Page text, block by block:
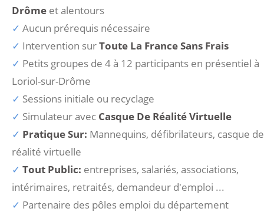
Drôme et alentours
Aucun prérequis nécessaire
Intervention surToute La France Sans Frais
Petits groupes de 4 à 12 participants en présentiel à
Loriol-sur-Drôme
Sessions initiale ou recyclage
Simulateur avec Casque De Réalité Virtuelle
Pratique Sur: Mannequins, défibrilateurs, casque de
réalité virtuelle
Tout Public: entreprises, salariés, associations,
intérimaires, retraités, demandeur d'emploi ...
Partenaire des pôles emploi du département